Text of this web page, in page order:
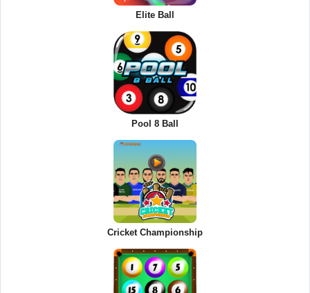
Elite Ball
Pool 8 Ball
Cricket Championship